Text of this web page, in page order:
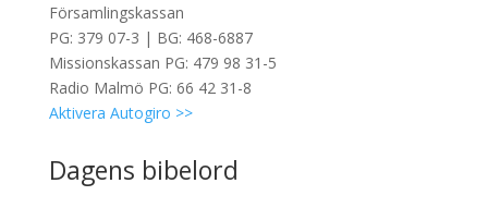
Församlingskassan
PG: 379 07-3 | BG: 468-6887
Missionskassan PG: 479 98 31-5
Radio Malmö PG: 66 42 31-8
Aktivera Autogiro >>
Dagens bibelord